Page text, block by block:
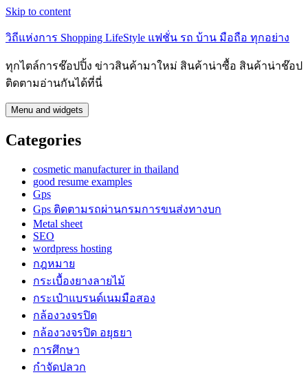
Skip to content
วิถีแห่งการ Shopping LifeStyle แฟชั่น รถ บ้าน มือถือ ทุกอย่าง
ทุกไตล์การช๊อปปิ้ง ข่าวสินค้ามาใหม่ สินค้าน่าซื้อ สินค้าน่าช๊อป
ติดตามอ่านกันได้ที่นี่
Menu and widgets
Categories
cosmetic manufacturer in thailand
good resume examples
Gps
Gps ติดตามรถผ่านกรมการขนส่งทางบก
Metal sheet
SEO
wordpress hosting
กฎหมาย
กระเบื้องยางลายไม้
กระเป๋าแบรนด์เนมมือสอง
กล้องวงจรปิด
กล้องวงจรปิด อยุธยา
การศึกษา
กำจัดปลวก